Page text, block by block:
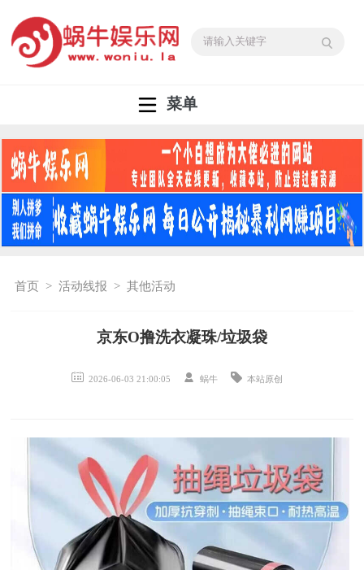
菜单
首页 >活动线报 >其他活动
京东O撸洗衣凝珠/垃圾袋
2026-06-03 21:00:05 蜗牛 本站原创